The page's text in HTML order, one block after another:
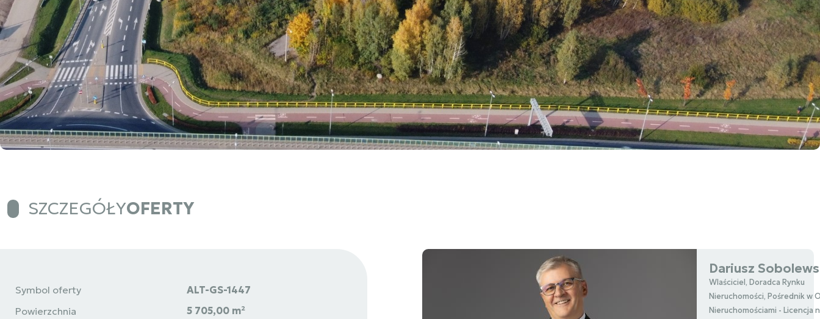
SZCZEGÓŁYOFERTY
Symbol oferty
ALT-GS-1447
Powierzchnia
5 705,00 m²
Dariusz
Wlaściciel, Doradca Rynku
Nieruchomości, Pośrednik w
Nieruchomościami - Licencja